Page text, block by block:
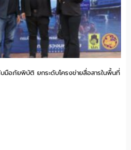
มือภัยพิบัติ ยกระดับโครงข่ายสื่อสารในพื้นที่